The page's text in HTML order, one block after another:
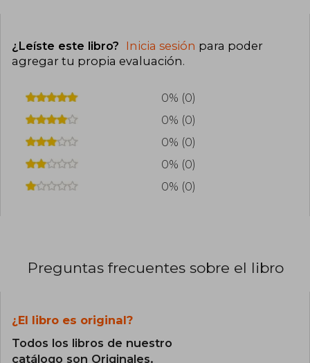
¿Leíste este libro? Inicia sesión para poder
agregar tu propia evaluación.
0% (0)
0% (0)
0% (0)
0% (0)
0% (0)
Preguntas frecuentes sobre el libro
¿El libro es original?
Todos los libros de nuestro
catálogo son Originales.